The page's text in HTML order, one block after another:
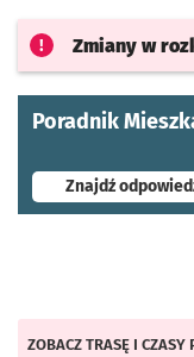
Zmiany w
Poradnik
Znajdź
ZOBACZ TRASĘ I CZASY